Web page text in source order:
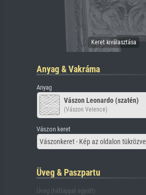
Anyag & Vakráma
Anyag
Vászon Leonardo (szatén)
(Vászon Velence)
Vászon keret
Vászonkeret - Kép az oldalon tükrözve
Üveg & Paszpartu
Üveg (hátlappal együtt)